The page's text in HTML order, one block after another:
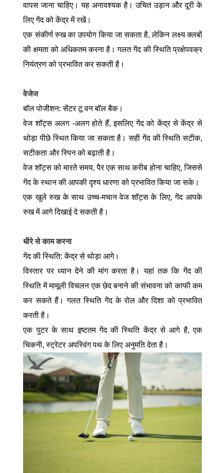
वापस जाना चाहिए। यह अनावश्यक है। उचित उड़ान और दूरी के
लिए गेंद को केंद्र में रखें।
एक संकीर्ण रुख का उपयोग किया जा सकता है, लेकिन लक्ष्य क्लबों
की क्षमता को अधिकतम करना है। गलत गेंद की स्थिति प्रक्षेपवक्र
नियंत्रण को प्रभावित कर सकती है।
वेजेज
बॉल पोजीशन: सेंटर टू वन बॉल बैक।
वेज शॉट्स अलग -अलग होते हैं, इसलिए गेंद को केंद्र से केंद्र से
थोड़ा पीछे स्थित किया जा सकता है। सही गेंद की स्थिति सटीक,
सटीकता और स्पिन को बढ़ाती है।
वेज शॉट्स को मारते समय, पैर एक साथ करीब होना चाहिए, जिससे
गेंद के स्थान की आपकी दृश्य धारणा को प्रभावित किया जा सके।
एक खुले रुख के साथ उच्च-मचान वेज शॉट्स के लिए, गेंद आपके
रुख में आगे दिखाई दे सकती है।
धीरे से काम करना
गेंद की स्थिति: केंद्र से थोड़ा आगे।
विस्तार पर ध्यान देने की मांग करता है। यहां तक ​​कि गेंद की
स्थिति में मामूली विचलन एक छेद बनाने की संभावना को काफी कम
कर सकते हैं। गलत स्थिति गेंद के रोल और दिशा को प्रभावित
करती है।
एक पुटर के साथ इष्टतम गेंद की स्थिति केंद्र से आगे है, एक
चिकनी, स्ट्रेटर अपस्विंग पथ के लिए अनुमति देता है।